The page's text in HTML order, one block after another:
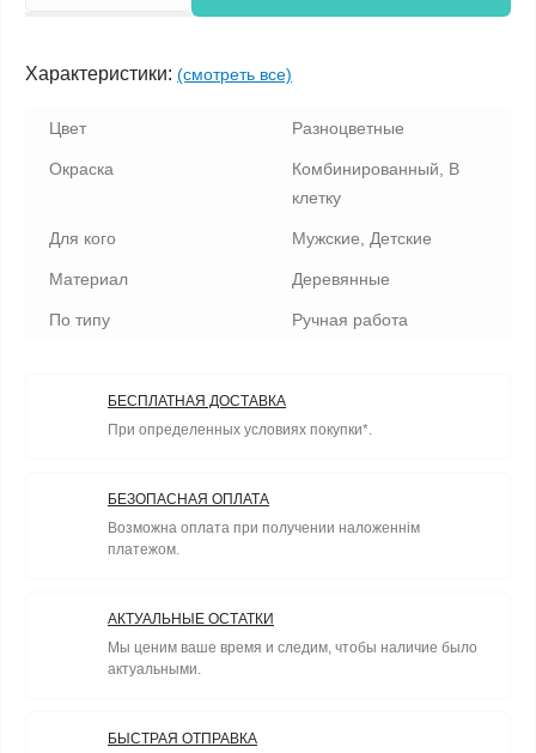
Характеристики: (смотреть все)
Цвет Разноцветные
Окраска
Комбинированный, В
клетку
Для кого Мужские, Детские
Материал Деревянные
По типу Ручная работа
БЕСПЛАТНАЯ ДОСТАВКА
При определенных условиях покупки*.
БЕЗОПАСНАЯ ОПЛАТА
Возможна оплата при получении наложеннім
платежом.
АКТУАЛЬНЫЕ ОСТАТКИ
Мы ценим ваше время и следим, чтобы наличие было
актуальными.
БЫСТРАЯ ОТПРАВКА